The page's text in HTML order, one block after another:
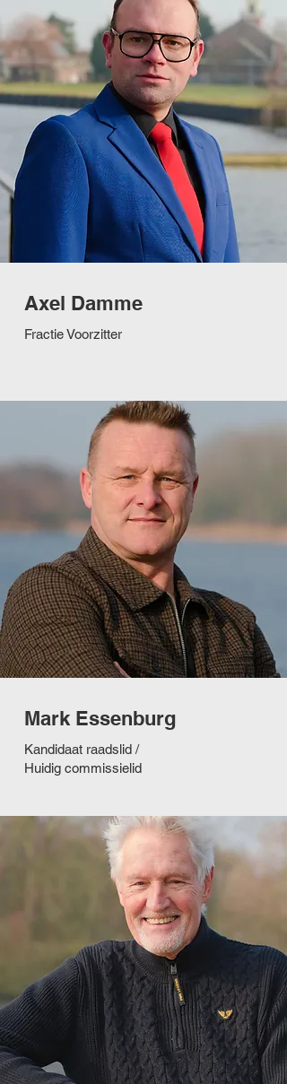
Axel Damme
Fractie Voorzitter
Mark Essenburg
Kandidaat raadslid /
Huidig commissielid